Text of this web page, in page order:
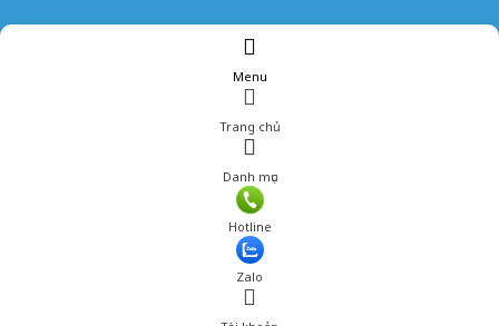
Menu
Trang chủ
Danh mục
Hotline
Zalo